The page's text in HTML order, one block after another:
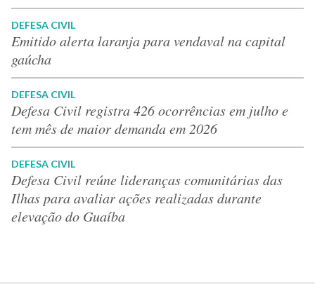
DEFESA CIVIL
Emitido alerta laranja para vendaval na capital
gaúcha
DEFESA CIVIL
Defesa Civil registra 426 ocorrências em julho e
tem mês de maior demanda em 2026
DEFESA CIVIL
Defesa Civil reúne lideranças comunitárias das
Ilhas para avaliar ações realizadas durante
elevação do Guaíba